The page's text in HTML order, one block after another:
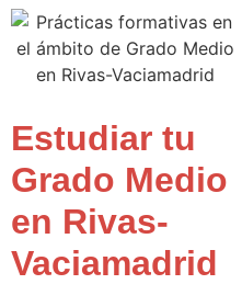
Estudiar tu
Grado Medio
en Rivas-
Vaciamadrid